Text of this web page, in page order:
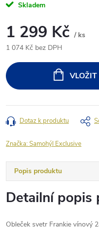
Skladem
1 299 Kč / ks
1 074 Kč bez DPH
cena:
Dotaz k produktu
Značka:Samohýl Exclusive
Popis produktu
Detailní popis
Obleček svetr Frankie vínový